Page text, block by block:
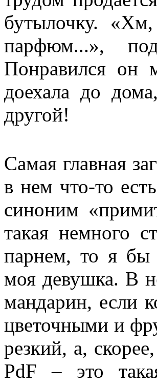
бутылочку.
парфюм...»,
Понравился он
доехала до
другой!
Самая главная
в нем что-то
синоним
такая немного
парнем, то я бы
моя девушка. В
мандарин, если
цветочными и
резкий, а,
PdF – это